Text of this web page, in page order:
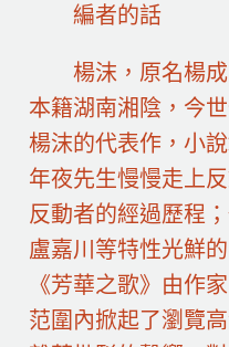
編者的話
楊沫，原名楊
本籍湖南湘陰，今
楊沫的代表作，小
年夜先生慢慢走上
反動者的經過歷程
盧嘉川等特性光鮮
《芳華之歌》由作
范圍內掀起了瀏覽